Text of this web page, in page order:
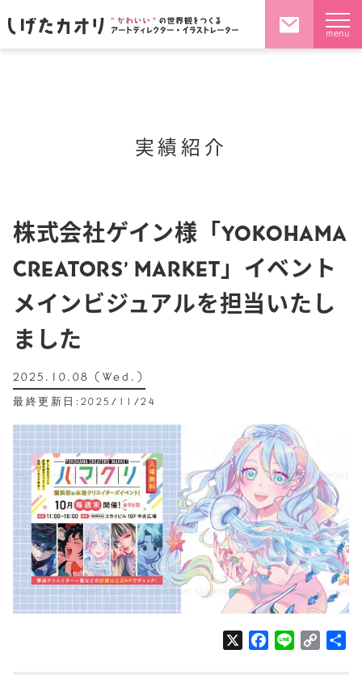
menu
実績紹介
株式会社ゲイン様「YOKOHAMA
CREATORS’ MARKET」イベント
メインビジュアルを担当いたし
ました
2025.10.08 (Wed.)
最終更新日:2025/11/24